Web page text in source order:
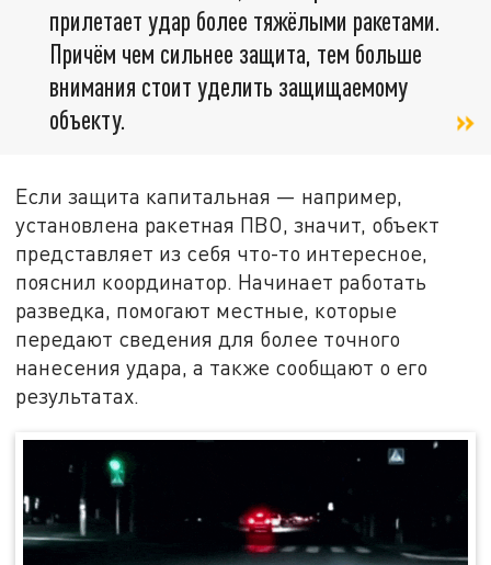
прилетает удар более тяжёлыми ракетами.
Причём чем сильнее защита, тем больше
внимания стоит уделить защищаемому
объекту.
Если защита капитальная — например,
установлена ракетная ПВО, значит, объект
представляет из себя что-то интересное,
пояснил координатор. Начинает работать
разведка, помогают местные, которые
передают сведения для более точного
нанесения удара, а также сообщают о его
результатах.